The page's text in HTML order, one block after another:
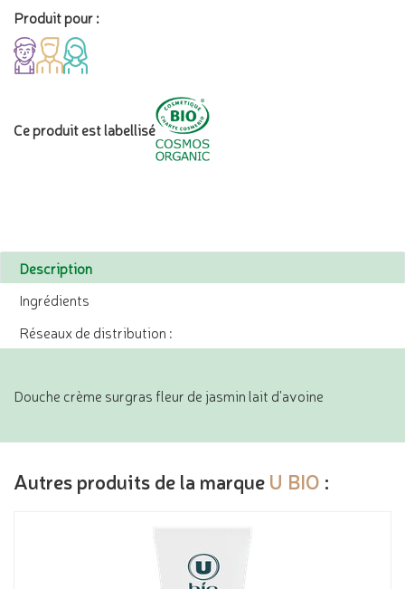
Produit pour :
Ce produit est labellisé
Description
Ingrédients
Réseaux de distribution :
Douche crème surgras fleur de jasmin lait d'avoine
Autres produits de la marque U BIO :